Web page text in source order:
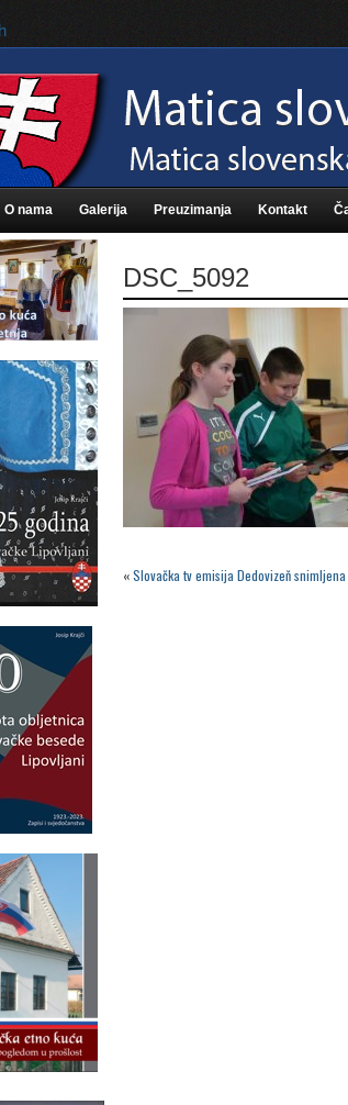
O nama Galerija Preuzimanja Kontakt
DSC_5092
«Slovačka tv emisija Dedovizeň